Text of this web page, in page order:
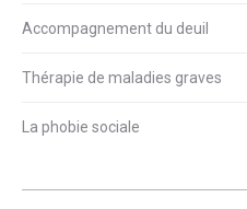
Accompagnement du deuil
Thérapie de maladies graves
La phobie sociale